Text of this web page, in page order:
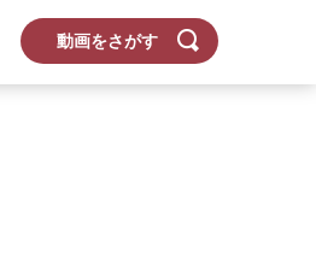
動画をさがす